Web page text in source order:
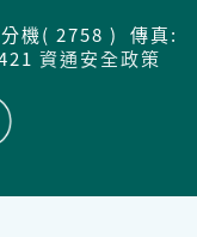
機( 2758 ) 傳真:
資通安全政策